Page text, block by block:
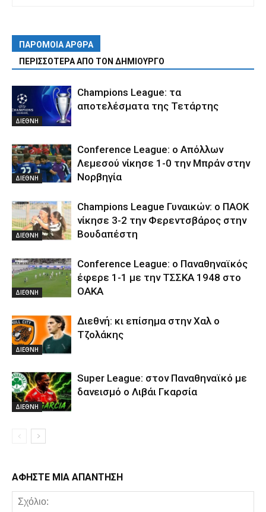
ΠΑΡΟΜΟΙΑ ΑΡΘΡΑ
ΠΕΡΙΣΣΟΤΕΡΑ ΑΠΟ ΤΟΝ ΔΗΜΙΟΥΡΓΟ
ΔΙΕΘΝΗ
Champions League: τα
αποτελέσματα της Τετάρτης
ΔΙΕΘΝΗ
Conference League: ο Απόλλων
Λεμεσού νίκησε 1-0 την Μπράν στην
Νορβηγία
ΔΙΕΘΝΗ
Champions League Γυναικών: ο ΠΑΟΚ
νίκησε 3-2 την Φερεντσβάρος στην
Βουδαπέστη
ΔΙΕΘΝΗ
Conference League: ο Παναθηναϊκός
έφερε 1-1 με την ΤΣΣΚΑ 1948 στο
ΟΑΚΑ
ΔΙΕΘΝΗ
Διεθνή: κι επίσημα στην Χαλ ο
Τζολάκης
ΔΙΕΘΝΗ
Super League: στον Παναθηναϊκό με
δανεισμό ο Λιβάι Γκαρσία
ΑΦΗΣΤΕ ΜΙΑ ΑΠΑΝΤΗΣΗ